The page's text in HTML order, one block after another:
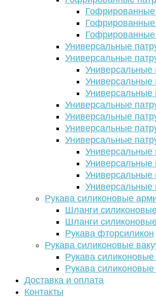
Гофрированные
Гофрированные
Гофрированные
Универсальные
Универсальные
Универсальные
Универсальные
Универсальные
Универсальные
Универсальные
Универсальные
Универсальные
Универсальные
Универсальные
Универсальные
Универсальные
Рукава силиконовые
Шланги
Шланги
Рукава фторсиликон
Рукава силиконовые
Рукава
Рукава
Доставка и оплата
Контакты